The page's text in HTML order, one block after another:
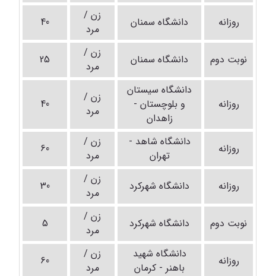
روزانه دانشگاه سمنان
زن /
مرد
40
نوبت دوم دانشگاه سمنان
زن /
مرد
25
روزانه
دانشگاه سیستان
و بلوچستان -
زاهدان
زن /
مرد
40
روزانه
دانشگاه شاهد -
تهران
زن /
مرد
60
روزانه دانشگاه شهرکرد
زن /
مرد
30
نوبت دوم دانشگاه شهرکرد
زن /
مرد
5
روزانه
دانشگاه شهید
باهنر - کرمان
زن /
مرد
60